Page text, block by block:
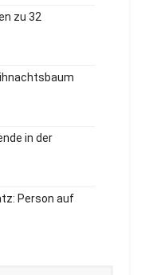
zu 32
in der
Person auf